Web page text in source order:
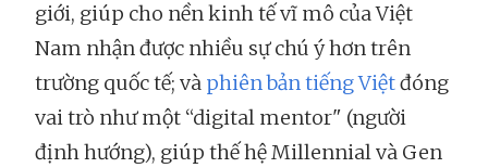
giới, giúp cho nền kinh tế vĩ mô của Việt
Nam nhận được nhiều sự chú ý hơn trên
trường quốc tế; và phiên bản tiếng Việtđóng
vai trò như một “digital mentor" (người
định hướng), giúp thế hệ Millennial và Gen